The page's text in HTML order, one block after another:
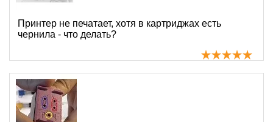
Принтер не печатает, хотя в картриджах есть
чернила - что делать?